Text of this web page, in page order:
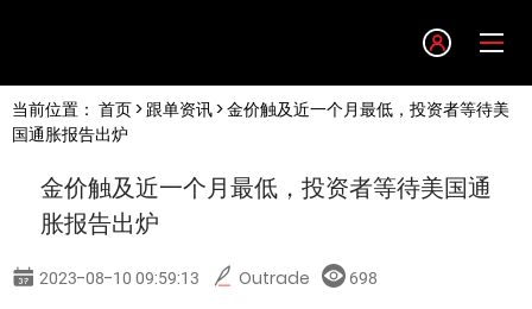
English
简体中文
当前位置： 首页> 跟单资讯> 金价触及近一个月最低，投资者等待美
国通胀报告出炉
金价触及近一个月最低，投资者等待美国通
胀报告出炉
2023-08-10 09:59:13 Outrade 698